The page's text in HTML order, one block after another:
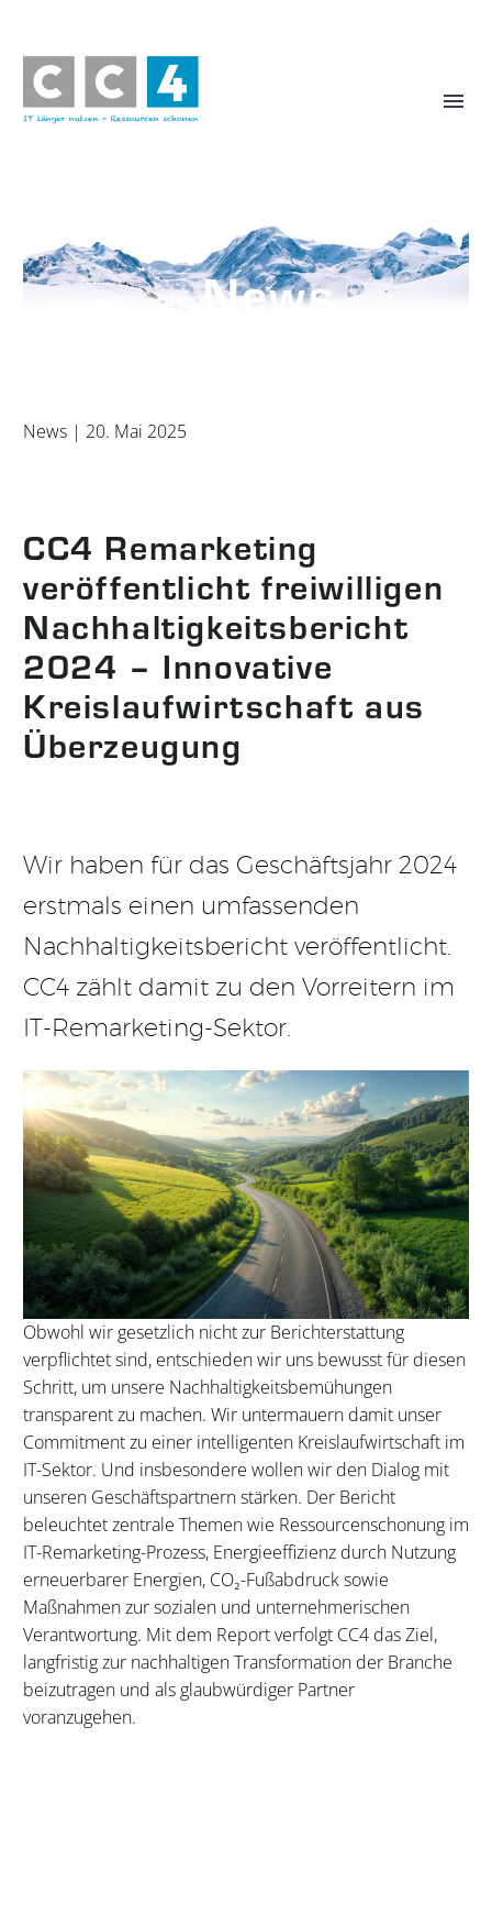
News
News | 20. Mai 2025
CC4 Remarketing
veröffentlicht freiwilligen
Nachhaltigkeitsbericht
2024 – Innovative
Kreislaufwirtschaft aus
Überzeugung
Wir haben für das Geschäftsjahr 2024
erstmals einen umfassenden
Nachhaltigkeitsbericht veröffentlicht.
CC4 zählt damit zu den Vorreitern im
IT-Remarketing-Sektor.
Obwohl wir gesetzlich nicht zur Berichterstattung
verpflichtet sind, entschieden wir uns bewusst für diesen
Schritt, um unsere Nachhaltigkeitsbemühungen
transparent zu machen. Wir untermauern damit unser
Commitment zu einer intelligenten Kreislaufwirtschaft im
IT-Sektor. Und insbesondere wollen wir den Dialog mit
unseren Geschäftspartnern stärken. Der Bericht
beleuchtet zentrale Themen wie Ressourcenschonung im
IT-Remarketing-Prozess, Energieeffizienz durch Nutzung
erneuerbarer Energien, CO₂-Fußabdruck sowie
Maßnahmen zur sozialen und unternehmerischen
Verantwortung. Mit dem Report verfolgt CC4 das Ziel,
langfristig zur nachhaltigen Transformation der Branche
beizutragen und als glaubwürdiger Partner
voranzugehen.